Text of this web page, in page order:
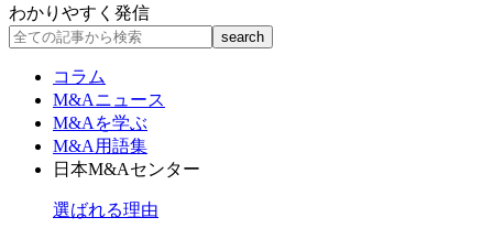
わかりやすく発信
コラム
M&Aニュース
M&Aを学ぶ
M&A用語集
日本M&Aセンター
選ばれる理由